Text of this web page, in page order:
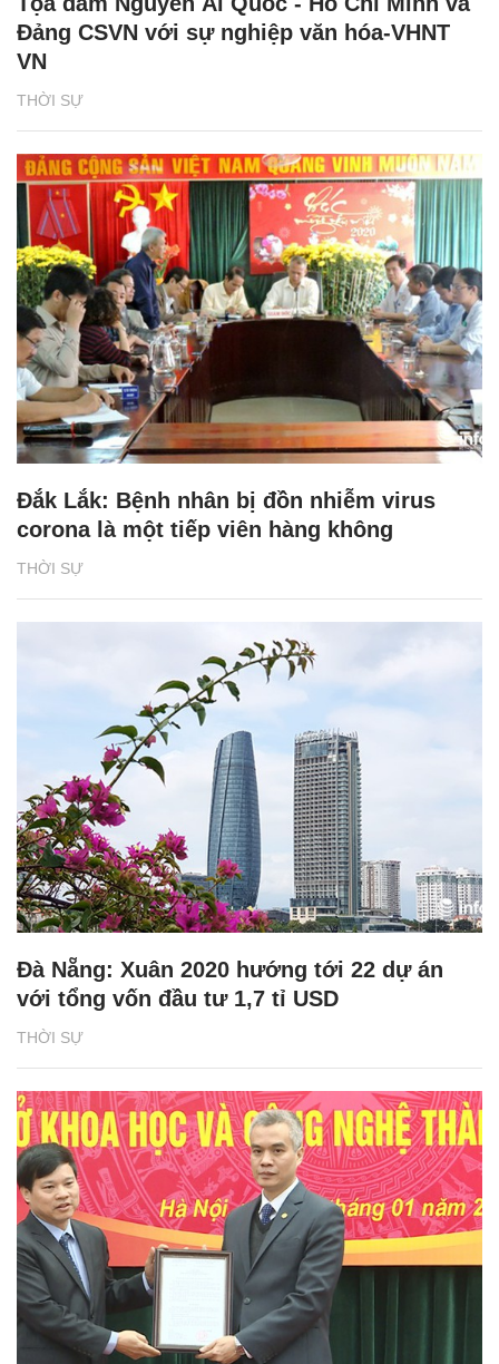
THỜI SỰ
Đảng CSVN với sự nghiệp văn hóa-VHNT
VN
THỜI SỰ
Đắk Lắk: Bệnh nhân bị đồn nhiễm virus
corona là một tiếp viên hàng không
THỜI SỰ
Đà Nẵng: Xuân 2020 hướng tới 22 dự án
với tổng vốn đầu tư 1,7 tỉ USD